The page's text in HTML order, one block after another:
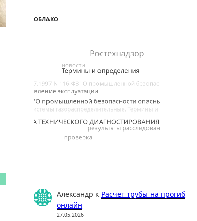
ОБЛАКО
Александр к Расчет трубы на прогиб
онлайн
27.05.2026